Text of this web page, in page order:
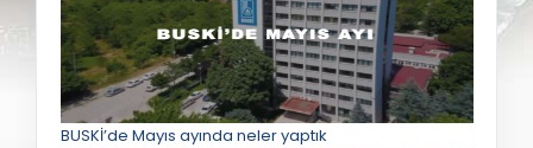
BUSKİ’de Mayıs ayında neler yaptık